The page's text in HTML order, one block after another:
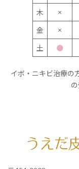
木 ×
金 ×
土 ●
イボ・ニキビ治療の